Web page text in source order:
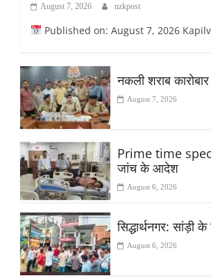
August 7, 2026 nzkpost
Published on: August 7, 2026
नकली शराब
August 7, 2026
Prime time
जांच के आदेश
August 6, 2026
सिद्धार्थनगर: सांड़ी
August 6, 2026